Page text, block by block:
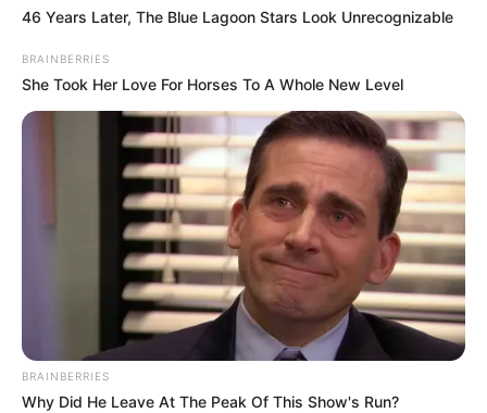
46 Years Later, The Blue Lagoon Stars Look Unrecognizable
BRAINBERRIES
She Took Her Love For Horses To A Whole New Level
BRAINBERRIES
Why Did He Leave At The Peak Of This Show's Run?